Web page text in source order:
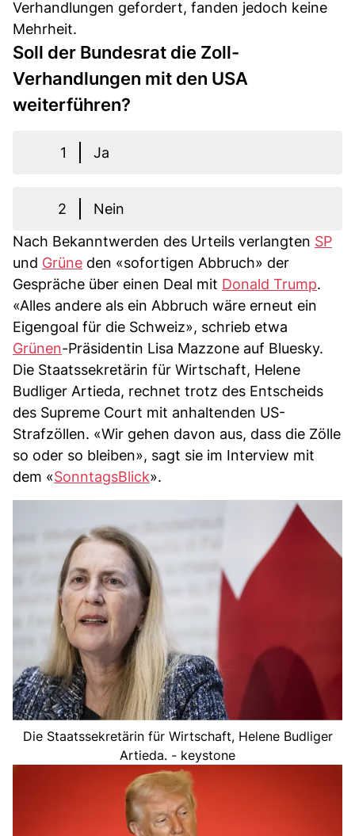
Verhandlungen gefordert, fanden jedoch keine
Mehrheit.
Soll der Bundesrat die Zoll-
Verhandlungen mit den USA
weiterführen?
1 Ja
2
Nein
Nach Bekanntwerden des Urteils verlangten SP
und Grüne den «sofortigen Abbruch» der
Gespräche über einen Deal mit Donald Trump.
«Alles andere als ein Abbruch wäre erneut ein
Eigengoal für die Schweiz», schrieb etwa
Grünen-Präsidentin Lisa Mazzone auf Bluesky.
Die Staatssekretärin für Wirtschaft, Helene
Budliger Artieda, rechnet trotz des Entscheids
des Supreme Court mit anhaltenden US-
Strafzöllen. «Wir gehen davon aus, dass die Zölle
so oder so bleiben», sagt sie im Interview mit
dem «SonntagsBlick».
Die Staatssekretärin für Wirtschaft, Helene Budliger
Artieda. - keystone